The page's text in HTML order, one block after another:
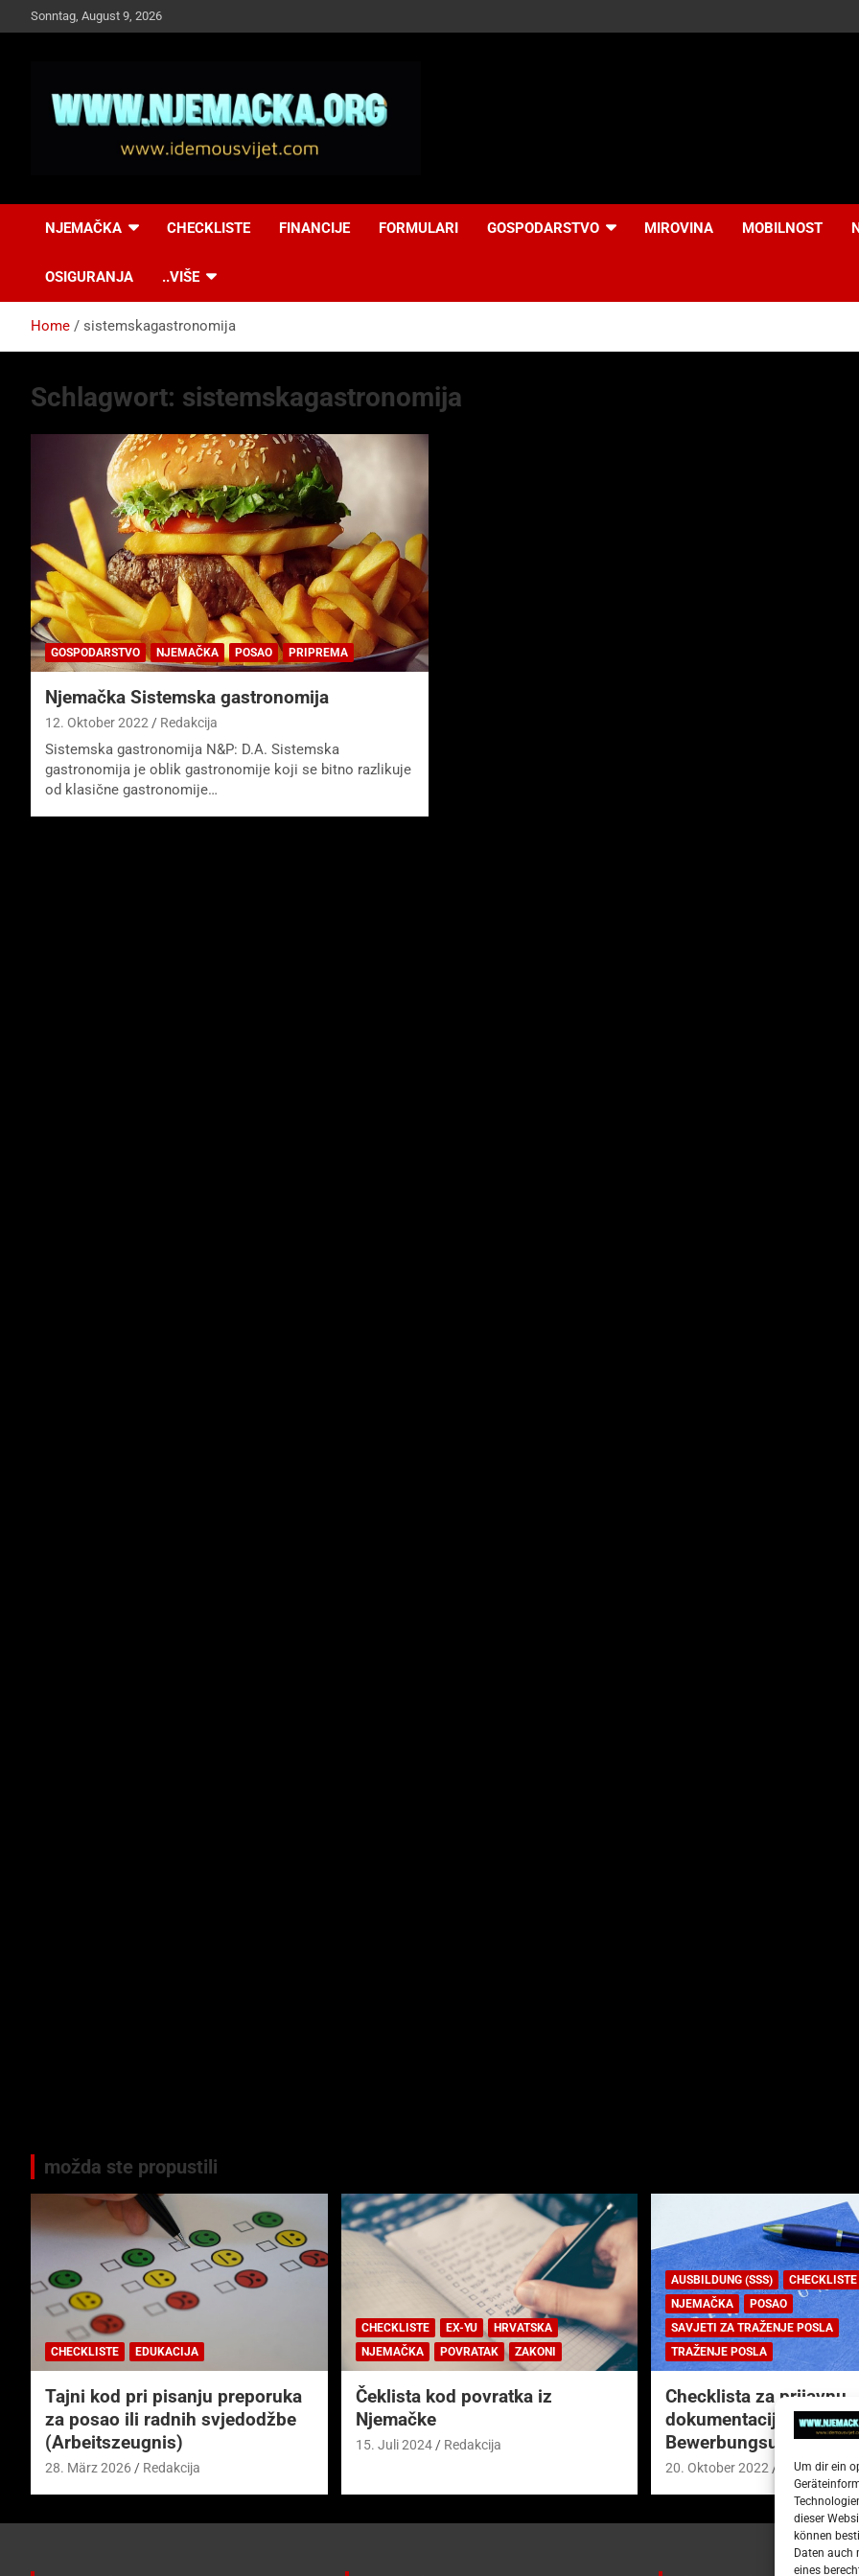
Um dir ein
dieser
können
Daten auch
eines
to
Sonntag, August 9, 2026
Idemo u Svijet-
NJEMAČKA CHECKLISTE FINANCIJE FORMULARI GOSPODARSTVO MIROVINA MOBILNOST
OSIGURANJA ..VIŠE
Home sistemskagastronomija
Schlagwort: sistemskagastronomija
GOSPODARSTVO NJEMAČKA POSAO PRIPREMA
Njemačka Sistemska gastronomija
12. Oktober 2022 Redakcija
Sistemska gastronomija N&P: D.A. Sistemska
gastronomija je oblik gastronomije koji se bitno razlikuje
od klasične gastronomije…
možda ste propustili
CHECKLISTE EDUKACIJA
Tajni kod pri pisanju preporuka
za posao ili radnih svjedodžbe
(Arbeitszeugnis)
28. März 2026 Redakcija
CHECKLISTE EX-YU
HRVATSKA
NJEMAČKA
POVRATAK ZAKONI
Čeklista kod povratka iz
Njemačke
15. Juli 2024 Redakcija
AUSBILDUNG (SSS)
CHECKLISTE
NJEMAČKA
POSAO
SAVJETI ZA TRAŽENJE POSLA
TRAŽENJE POSLA
Checklista za prijavnu
dokumentaciju (njem.
20. Oktober 2022 Redakcija